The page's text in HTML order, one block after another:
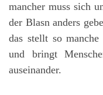
mancher muss sich
der Blasn anders
das stellt so
und bringt
auseinander.